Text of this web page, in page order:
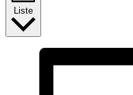
Liste